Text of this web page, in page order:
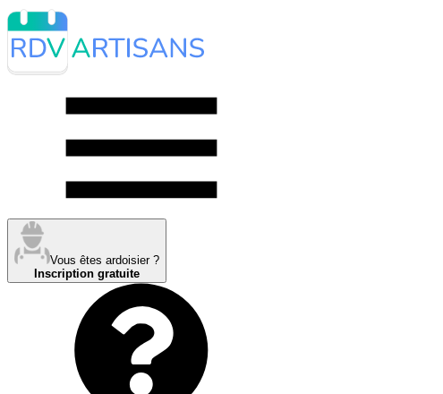
Vous êtes ardoisier ?
Inscription gratuite